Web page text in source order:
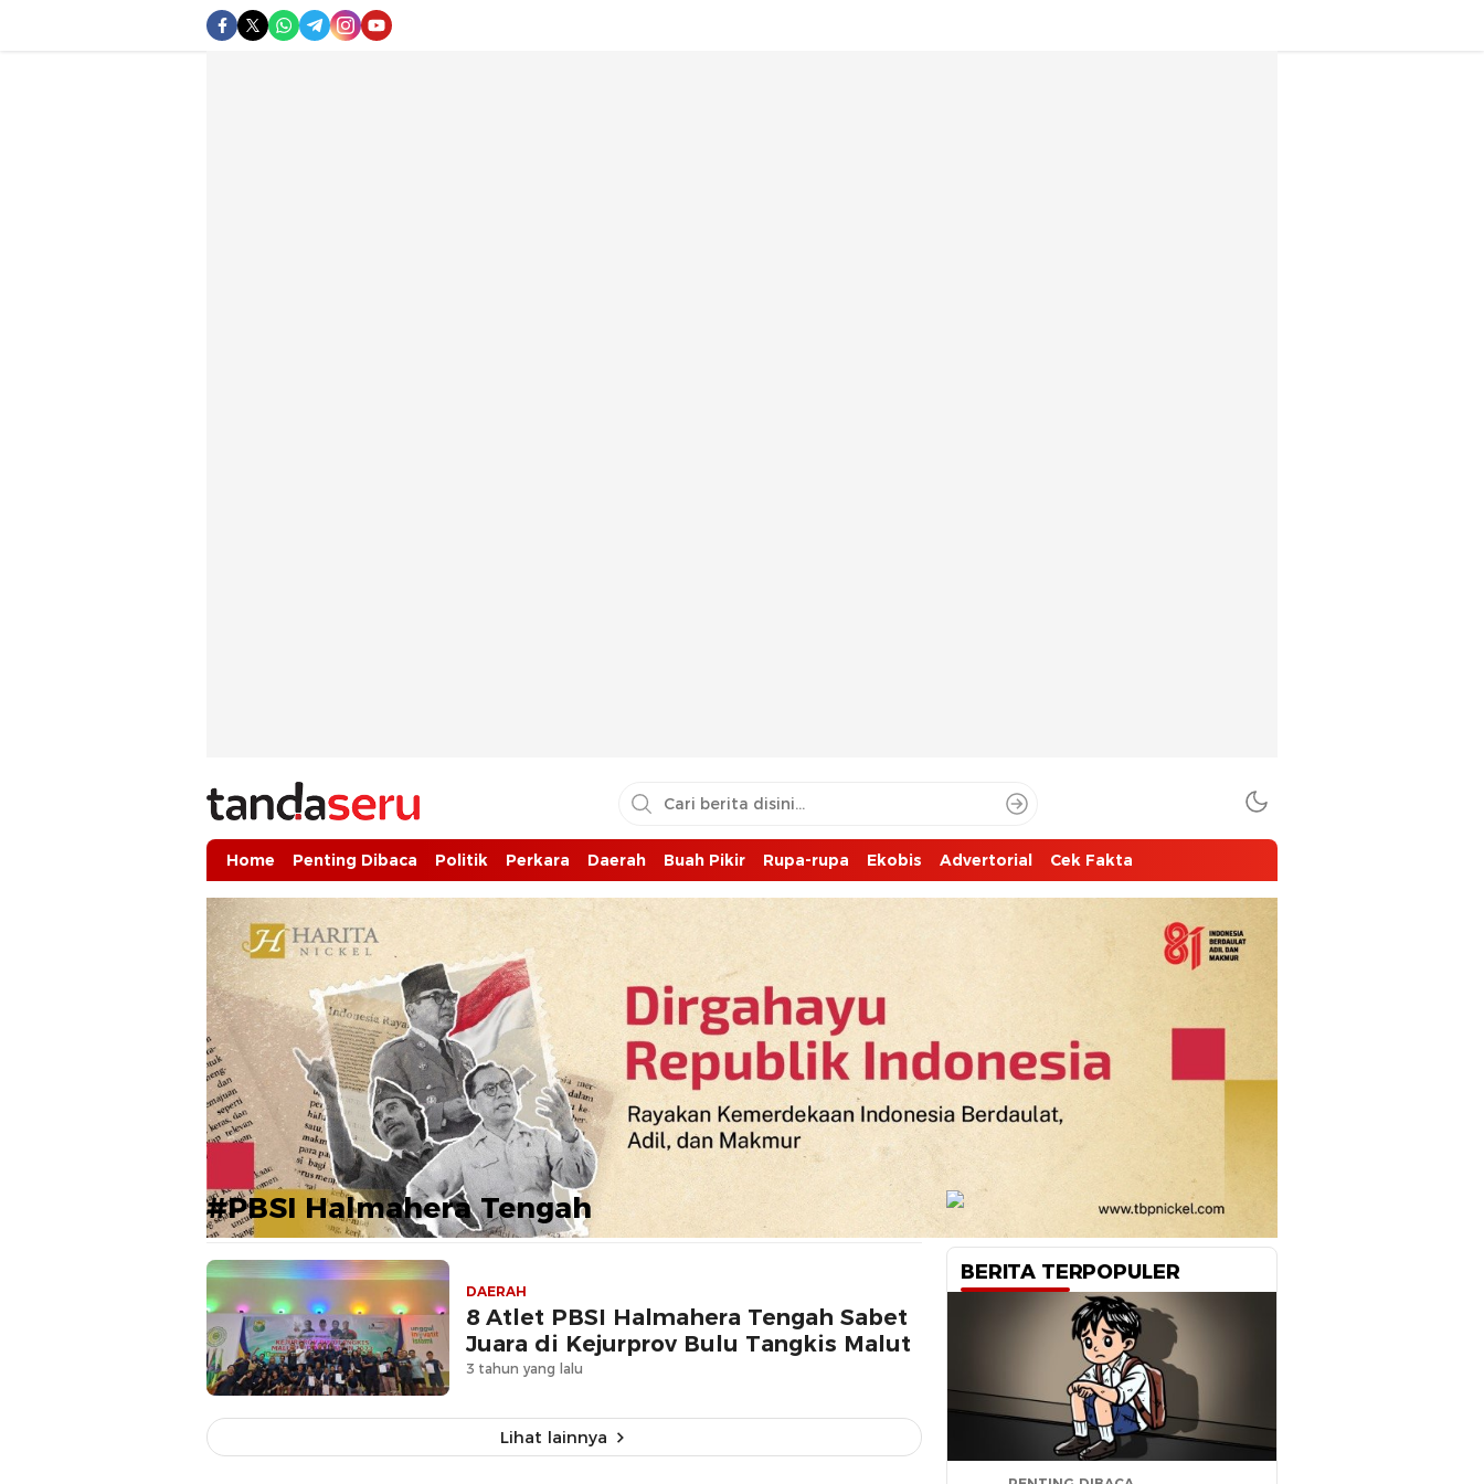
tandaseru.com | Penting Dibaca
tandaseru.com
Home Penting Dibaca Politik Perkara Daerah Buah Pikir Rupa-rupa Ekobis Advertorial Cek Fakta
#PBSI Halmahera Tengah
DAERAH
8 Atlet PBSI Halmahera Tengah Sabet
Juara di Kejurprov Bulu Tangkis Malut
3 tahun yang lalu
Lihat lainnya
BERITA TERPOPULER